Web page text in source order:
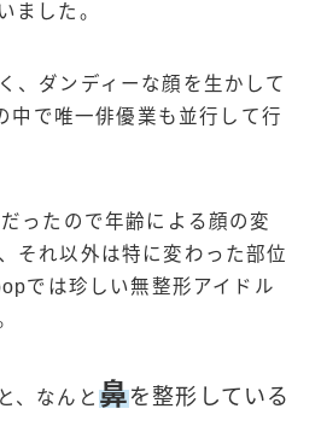
ました。
、ダンディーな顔を生かして
中で唯一俳優業も並行して行
ったので年齢による顔の変
それ以外は特に変わった部位
では珍しい無整形アイドル
、なんと 鼻を整形している